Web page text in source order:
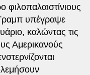
υπέγραψε
καλώντας τις
Αμερικανούς